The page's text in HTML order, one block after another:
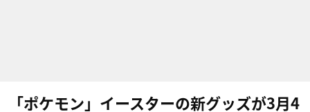
「ポケモン」イースターの新グッズが3月4